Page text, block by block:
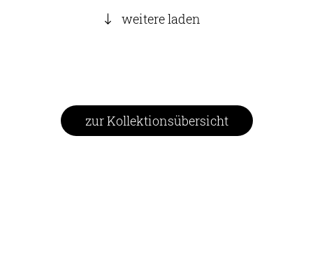
weitere laden
zur Kollektionsübersicht